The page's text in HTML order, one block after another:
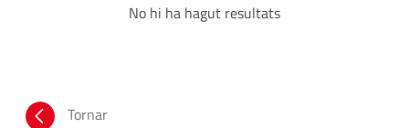
No hi ha hagut resultats
Tornar